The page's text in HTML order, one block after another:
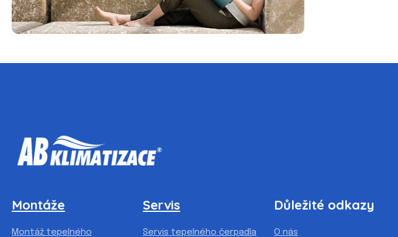
Montáže
Montáž tepelného
Servis
Servis tepelného čerpadla
Důležité odkazy
O nás